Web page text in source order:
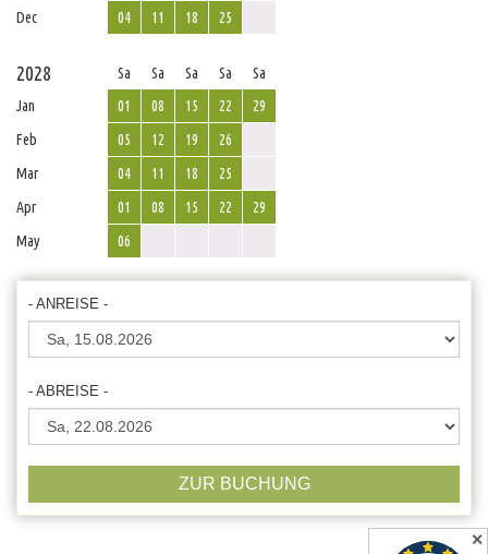
Dec
04 11 18 25
2028 Sa Sa Sa Sa
Sa
Jan
01 08 15 22
29
Feb
05 12 19
26
Mar
04 11 18
25
Apr
01 08 15 22
29
May
06
- ANREISE -
- ABREISE -
ZUR BUCHUNG
✕